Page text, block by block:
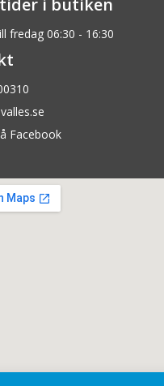
i butiken
fredag 06:30 - 16:30
Facebook